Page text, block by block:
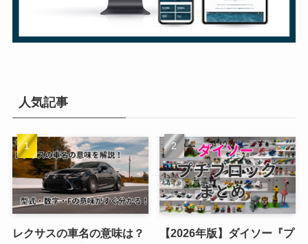
人気記事
レクサスの車名の意味は？
【2026年版】ダイソー『プ